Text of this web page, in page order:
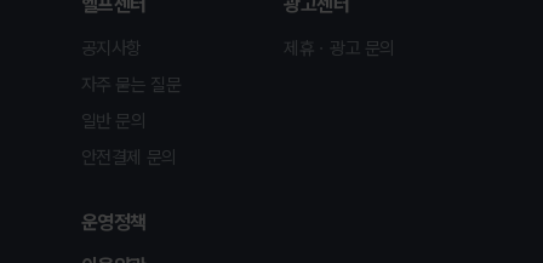
공지사항
자주 묻는 질문
일반 문의
안전결제 문의
제휴ㆍ광고 문의
운영정책